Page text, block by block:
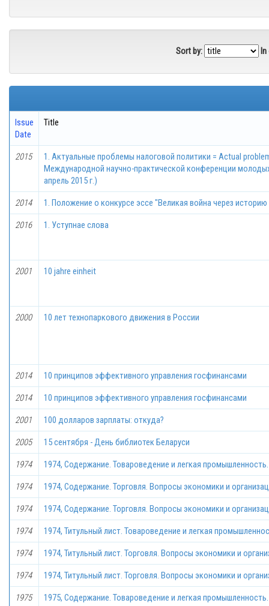
Sort by: In
Issue
Date
Title
2015
1. Актуальные проблемы налоговой политики = Actual
Международной научно-практической конференции
апрель 2015 г.)
2014 1. Положение о конкурсе эссе "Великая война через
2016 1. Уступнае слова
2001 10 jahre einheit
2000 10 лет технопаркового движения в России
2014 10 принципов эффективного управления госфинансами
2014 10 принципов эффективного управления госфинансами
2001 100 долларов зарплаты: откуда?
2005 15 сентября - День библиотек Беларуси
1974 1974, Содержание. Товароведение и легкая
1974 1974, Содержание. Торговля. Вопросы экономики и
1974 1974, Содержание. Торговля. Вопросы экономики и
1974 1974, Титульный лист. Товароведение и легкая
1974 1974, Титульный лист. Торговля. Вопросы экономики и
1974 1974, Титульный лист. Торговля. Вопросы экономики и
1975 1975, Содержание. Товароведение и легкая